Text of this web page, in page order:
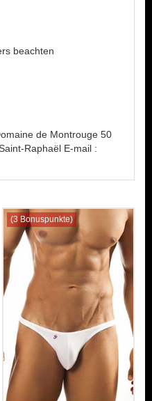
beachten
de Montrouge 50
Raphaël E-mail :
(3 Bonuspunkte)